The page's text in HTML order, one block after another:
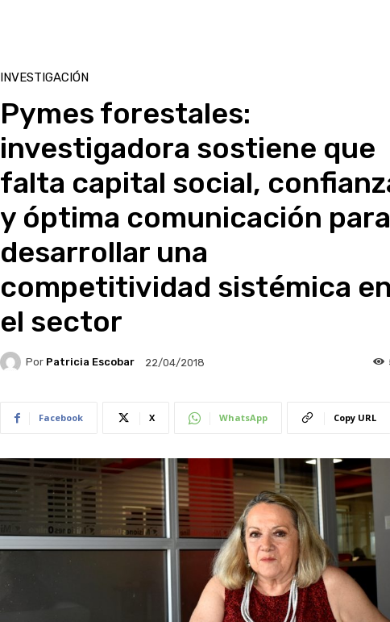
INVESTIGACIÓN
Pymes forestales:
investigadora sostiene que
falta capital social,
y óptima comunicación para
desarrollar una
competitividad sistémica
el sector
Por Patricia Escobar 22/04/2018
Facebook X WhatsApp Copy URL